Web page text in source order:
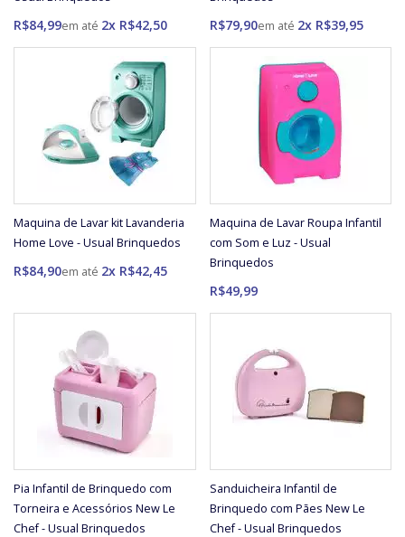
R$84,99 2x R$42,50 R$79,90 2x R$39,95
Maquina de Lavar kit Lavanderia
Home Love - Usual Brinquedos
R$84,90 2x R$42,45
Maquina de Lavar Roupa Infantil
com Som e Luz - Usual
Brinquedos
R$49,99
Pia Infantil de Brinquedo com
Torneira e Acessórios New Le
Chef - Usual Brinquedos
Sanduicheira Infantil de
Brinquedo com Pães New Le
Chef - Usual Brinquedos